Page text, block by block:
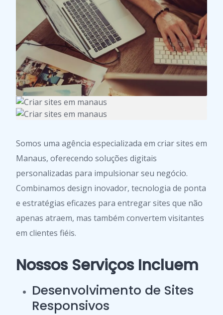
Somos uma agência especializada em criar sites em
Manaus, oferecendo soluções digitais
personalizadas para impulsionar seu negócio.
Combinamos design inovador, tecnologia de ponta
e estratégias eficazes para entregar sites que não
apenas atraem, mas também convertem visitantes
em clientes fiéis.
Nossos Serviços Incluem
Desenvolvimento de Sites
Responsivos